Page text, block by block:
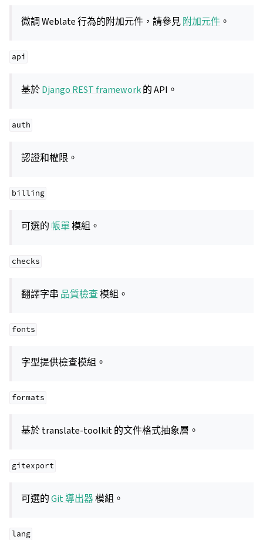
微調 Weblate 行為的附加元件，請參見附加元件 。
api
基於Django REST framework的 API。
auth
認證和權限。
billing
可選的 帳單模組。
checks
翻譯字串 品質檢查模組。
fonts
字型提供檢查模組。
formats
基於 translate-toolkit 的文件格式抽象層。
gitexport
可選的Git 導出器模組。
lang